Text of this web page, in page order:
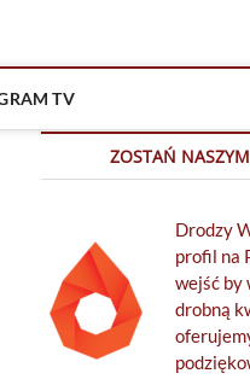
TV
ZOSTAŃ
Drodzy
profil na
wejść by
drobną